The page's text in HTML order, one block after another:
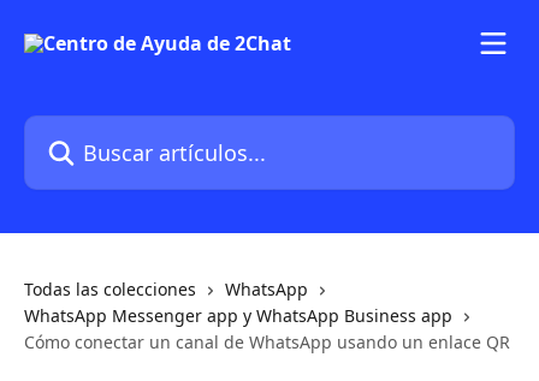
Buscar artículos...
Todas las colecciones
WhatsApp
WhatsApp Messenger app y WhatsApp Business app
Cómo conectar un canal de WhatsApp usando un enlace QR